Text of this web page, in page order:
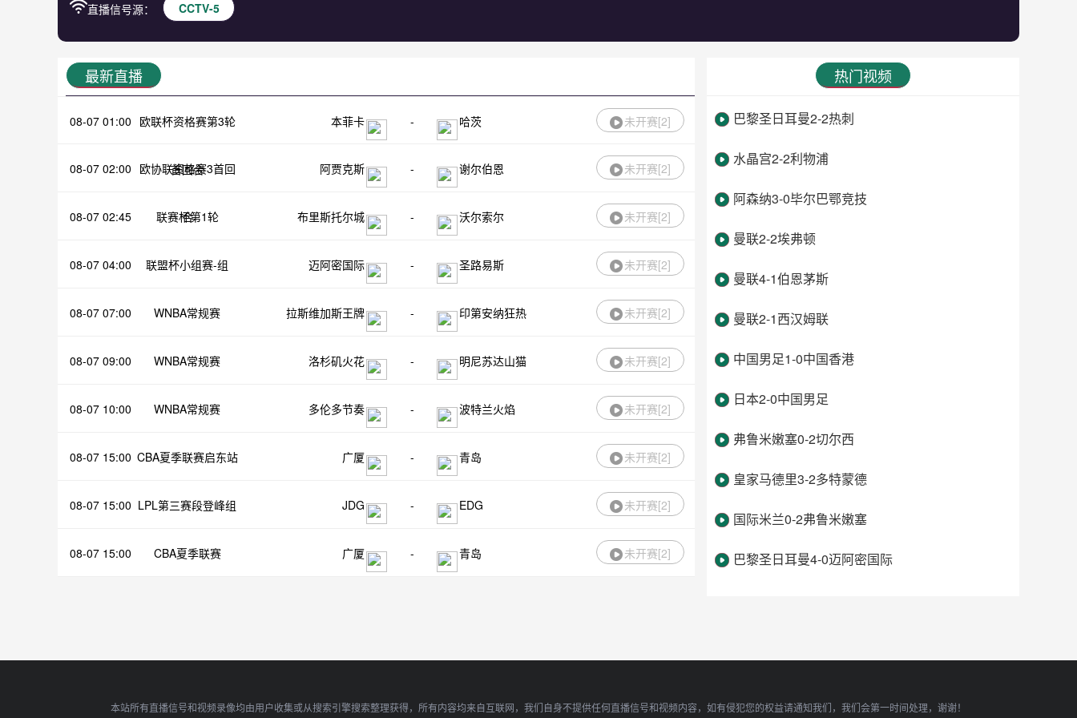
直播信号源： CCTV-5
最新直播
08-07 01:00 欧联杯资格赛第3轮
首回合
本菲卡 - 哈茨 未开赛[2]
08-07 02:00 欧协联资格赛3首回
合
阿贾克斯 - 谢尔伯恩 未开赛[2]
08-07 02:45 联赛杯第1轮 布里斯托尔城 - 沃尔索尔 未开赛[2]
08-07 04:00 联盟杯小组赛-组 迈阿密国际 - 圣路易斯 未开赛[2]
08-07 07:00 WNBA常规赛 拉斯维加斯王牌 - 印第安纳狂热 未开赛[2]
08-07 09:00 WNBA常规赛 洛杉矶火花 - 明尼苏达山猫 未开赛[2]
08-07 10:00 WNBA常规赛 多伦多节奏 - 波特兰火焰 未开赛[2]
08-07 15:00 CBA夏季联赛启东站 广厦 - 青岛 未开赛[2]
08-07 15:00 LPL第三赛段登峰组 JDG - EDG 未开赛[2]
08-07 15:00 CBA夏季联赛 广厦 - 青岛 未开赛[2]
热门视频
巴黎圣日耳曼2-2热刺
水晶宫2-2利物浦
阿森纳3-0毕尔巴鄂竞技
曼联2-2埃弗顿
曼联4-1伯恩茅斯
曼联2-1西汉姆联
中国男足1-0中国香港
日本2-0中国男足
弗鲁米嫩塞0-2切尔西
皇家马德里3-2多特蒙德
国际米兰0-2弗鲁米嫩塞
巴黎圣日耳曼4-0迈阿密国际
本站所有直播信号和视频录像均由用户收集或从搜索引擎搜索整理获得，所有内容均来自互联网，我们自身不提供任何直播信号和视频内容，如有侵犯您的权益请通知我们，我们会第一时间处理，谢谢！